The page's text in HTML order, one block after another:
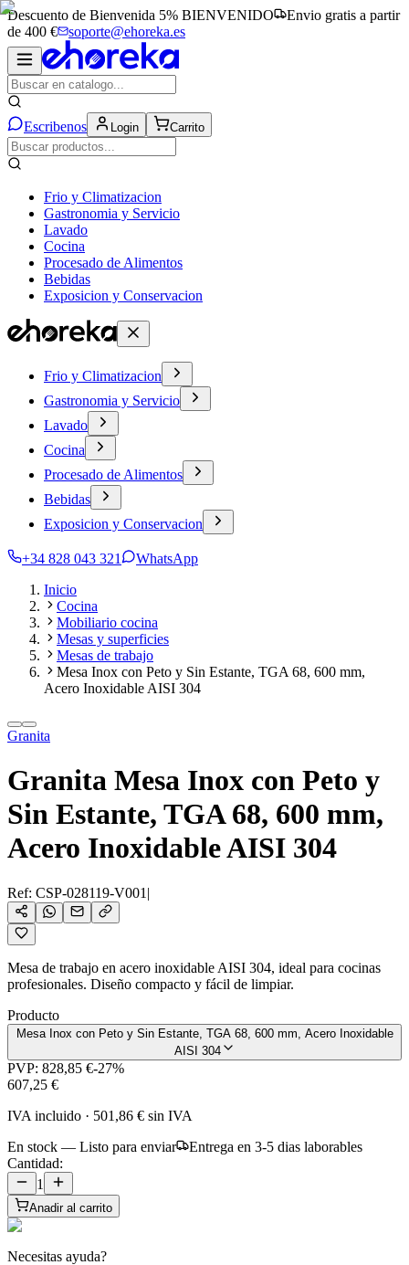
Descuento de Bienvenida 5% BIENVENIDO
Envio gratis a partir
de 400 €
soporte@ehoreka.es
Escribenos Login Carrito
Frio y Climatizacion
Gastronomia y Servicio
Lavado
Cocina
Procesado de Alimentos
Bebidas
Exposicion y Conservacion
Frio y Climatizacion
Gastronomia y Servicio
Lavado
Cocina
Procesado de Alimentos
Bebidas
Exposicion y Conservacion
+34 828 043 321
WhatsApp
Inicio
Cocina
Mobiliario cocina
Mesas y superficies
Mesas de trabajo
Mesa Inox con Peto y Sin Estante, TGA 68, 600 mm,
Acero Inoxidable AISI 304
Granita
Granita Mesa Inox con Peto y
Sin Estante, TGA 68, 600 mm,
Acero Inoxidable AISI 304
Ref: CSP-028119-V001 |
Mesa de trabajo en acero inoxidable AISI 304, ideal para cocinas
profesionales. Diseño compacto y fácil de limpiar.
Producto
Mesa Inox con Peto y Sin Estante, TGA 68, 600 mm, Acero Inoxidable
AISI 304
PVP: 828,85 €-27%
607,25 €
IVA incluido · 501,86 € sin IVA
En stock — Listo para enviar
Entrega en 3-5 dias laborables
Cantidad:
1
Anadir al carrito
Necesitas ayuda?